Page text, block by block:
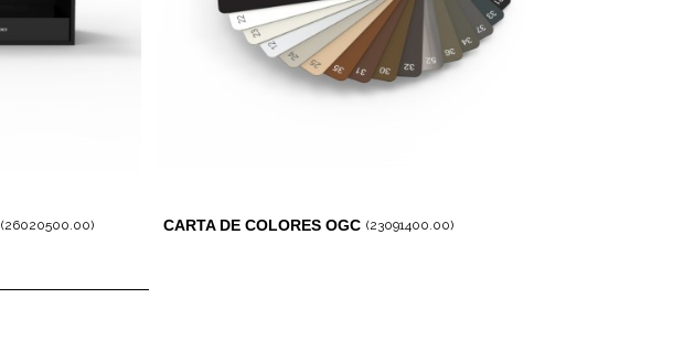
(26020500.00) CARTA DE COLORES OGC (23091400.00)